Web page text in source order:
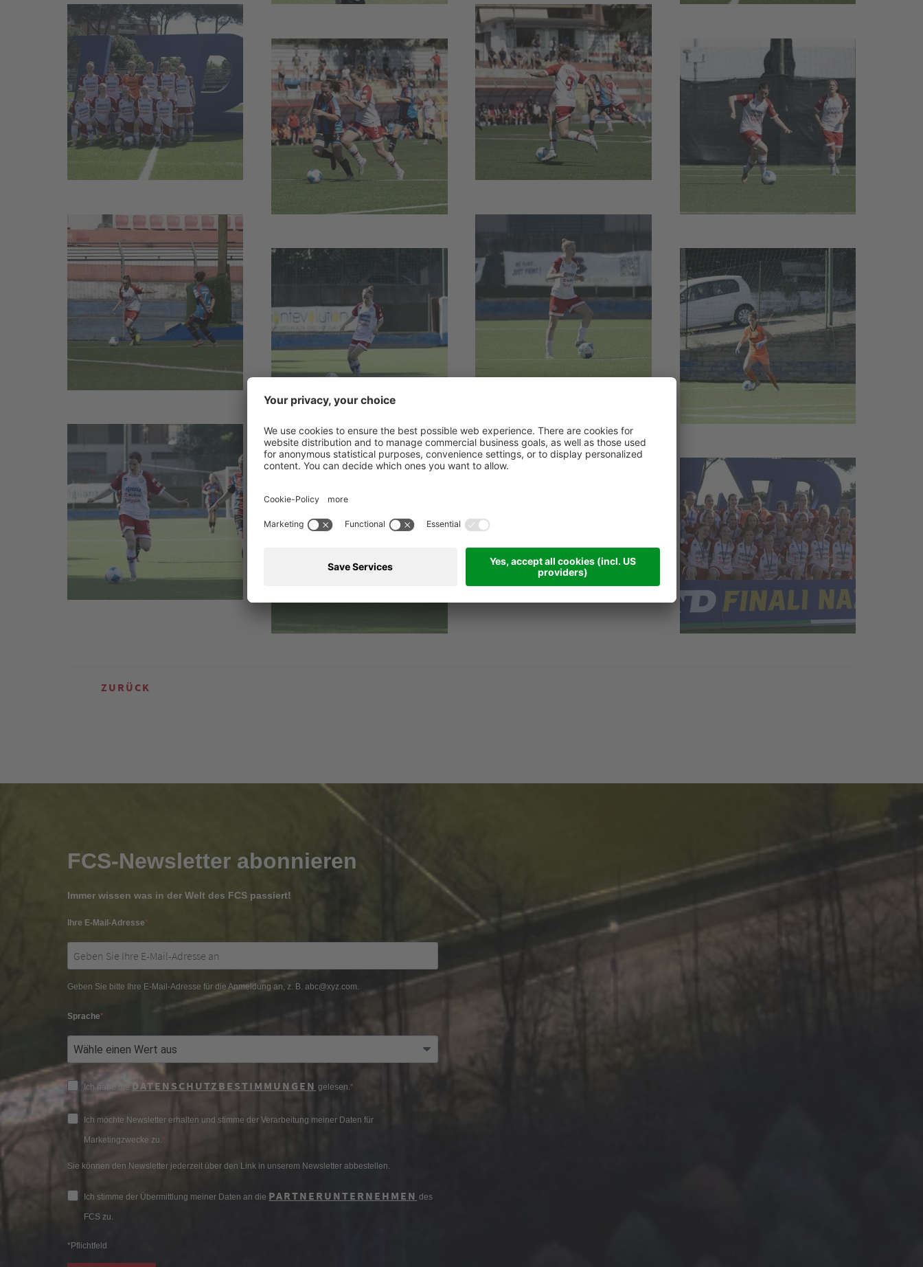
ZURÜCK
FCS-Newsletter abonnieren
Immer wissen was in der Welt des FCS passiert!
Ihre E-Mail-Adresse
Geben Sie bitte Ihre E-Mail-Adresse für die Anmeldung an, z. B. abc@xyz.com.
Sprache
Ich habe dieDATENSCHUTZBESTIMMUNGEN gelesen.
Ich möchte Newsletter erhalten und stimme der Verarbeitung meiner Daten für
Marketingzwecke zu.
Sie können den Newsletter jederzeit über den Link in unserem Newsletter abbestellen.
Ich stimme der Übermittlung meiner Daten an die PARTNERUNTERNEHMEN des
FCS zu.
*Pflichtfeld